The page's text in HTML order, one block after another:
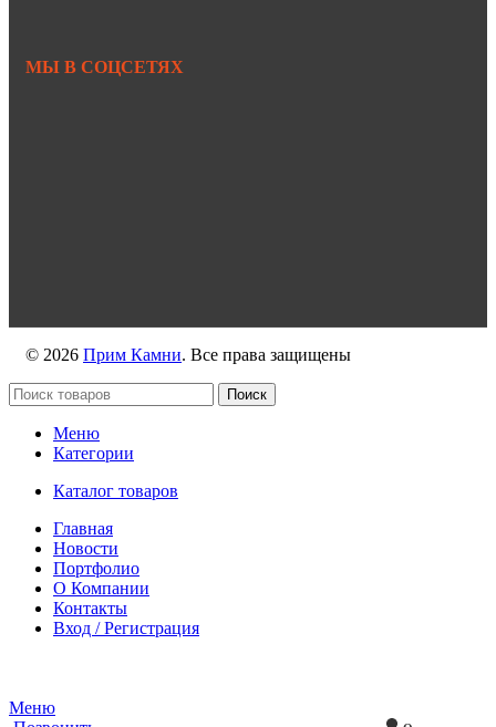
МЫ В СОЦСЕТЯХ
© 2026 Прим Камни. Все права защищены
Поиск
Меню
Категории
Каталог товаров
Главная
Новости
Портфолио
О Компании
Контакты
Вход / Регистрация
Меню